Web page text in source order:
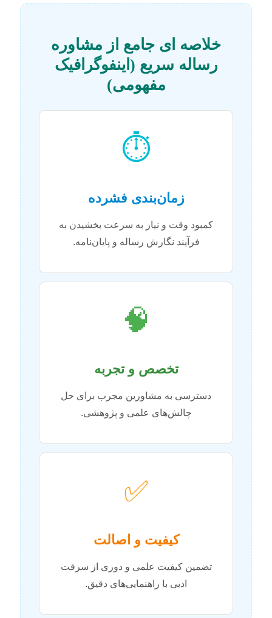
خلاصه ای جامع از مشاوره
رساله سریع (اینفوگرافیک
مفهومی)
⏱️
زمان‌بندی فشرده
کمبود وقت و نیاز به سرعت بخشیدن به
فرآیند نگارش رساله و پایان‌نامه.
🧠
تخصص و تجربه
دسترسی به مشاورین مجرب برای حل
چالش‌های علمی و پژوهشی.
✅
کیفیت و اصالت
تضمین کیفیت علمی و دوری از سرقت
ادبی با راهنمایی‌های دقیق.